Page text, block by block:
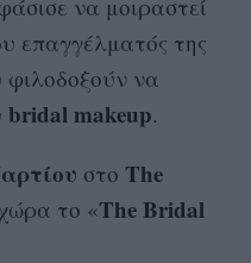
να μοιραστεί
επαγγέλματός της
φιλοδοξούν να
bridal makeup.
στο The
το «The Bridal